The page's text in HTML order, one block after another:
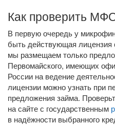
Как проверить
В первую очередь у
быть действующая
мы размещаем только
Первомайского, имеющих
России на ведение
лицензии можно узнать при
предложения займа.
на сайте с государственным
в надёжности выбранного